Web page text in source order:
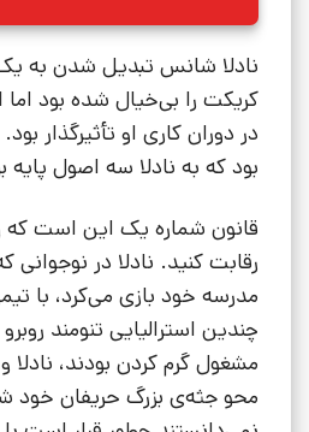
نادلا شانس تبدیل شدن به
کریکت را بی‌خیال شده بود
در دوران کاری او تأثیرگذار
بود که به نادلا سه اصول پایه
قانون شماره یک این است که
رقابت کنید. نادلا در نوجوانی
مدرسه خود بازی می‌کرد، با
چندین استرالیایی تنومند
مشغول گرم کردن بودند،
محو جثه‌ی بزرگ حریفان خود